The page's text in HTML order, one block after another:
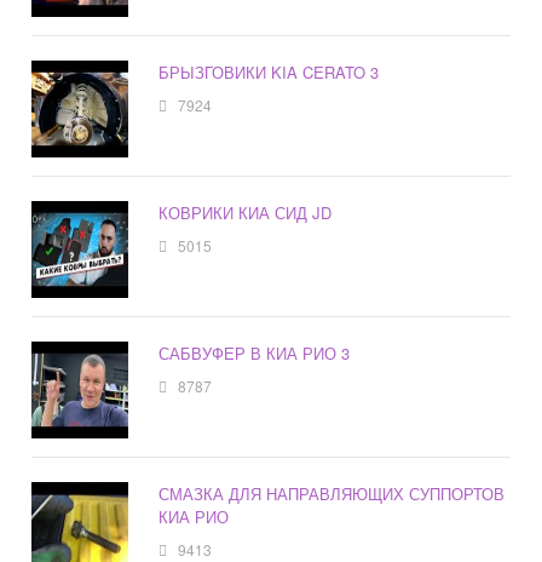
БРЫЗГОВИКИ KIA CERATO 3
7924
КОВРИКИ КИА СИД JD
5015
САБВУФЕР В КИА РИО 3
8787
СМАЗКА ДЛЯ НАПРАВЛЯЮЩИХ СУППОРТОВ
КИА РИО
9413